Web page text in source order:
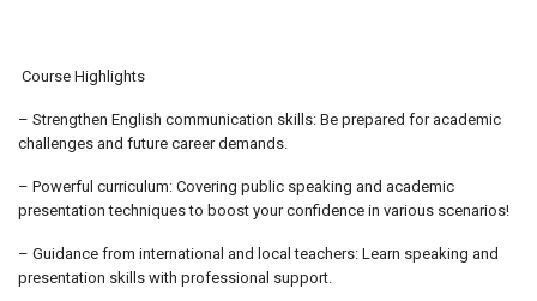
Course Highlights
– Strengthen English communication skills: Be prepared for academic
challenges and future career demands.
– Powerful curriculum: Covering public speaking and academic
presentation techniques to boost your confidence in various scenarios!
– Guidance from international and local teachers: Learn speaking and
presentation skills with professional support.